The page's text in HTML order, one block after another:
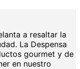
a resaltar la
La Despensa
gourmet y de
en nuestro